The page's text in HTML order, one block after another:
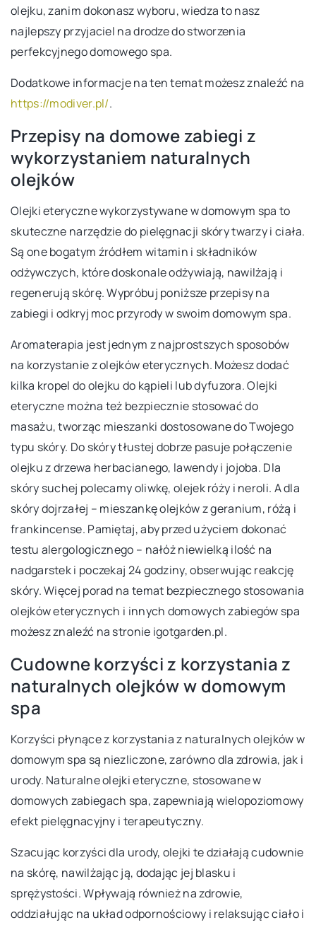
olejku, zanim dokonasz wyboru, wiedza to nasz
najlepszy przyjaciel na drodze do stworzenia
perfekcyjnego domowego spa.
Dodatkowe informacje na ten temat możesz znaleźć na
https://modiver.pl/.
Przepisy na domowe zabiegi z
wykorzystaniem naturalnych
olejków
Olejki eteryczne wykorzystywane w domowym spa to
skuteczne narzędzie do pielęgnacji skóry twarzy i ciała.
Są one bogatym źródłem witamin i składników
odżywczych, które doskonale odżywiają, nawilżają i
regenerują skórę. Wypróbuj poniższe przepisy na
zabiegi i odkryj moc przyrody w swoim domowym spa.
Aromaterapia jest jednym z najprostszych sposobów
na korzystanie z olejków eterycznych. Możesz dodać
kilka kropel do olejku do kąpieli lub dyfuzora. Olejki
eteryczne można też bezpiecznie stosować do
masażu, tworząc mieszanki dostosowane do Twojego
typu skóry. Do skóry tłustej dobrze pasuje połączenie
olejku z drzewa herbacianego, lawendy i jojoba. Dla
skóry suchej polecamy oliwkę, olejek róży i neroli. A dla
skóry dojrzałej – mieszankę olejków z geranium, różą i
frankincense. Pamiętaj, aby przed użyciem dokonać
testu alergologicznego – nałóż niewielką ilość na
nadgarstek i poczekaj 24 godziny, obserwując reakcję
skóry. Więcej porad na temat bezpiecznego stosowania
olejków eterycznych i innych domowych zabiegów spa
możesz znaleźć na stronie igotgarden.pl.
Cudowne korzyści z korzystania z
naturalnych olejków w domowym
spa
Korzyści płynące z korzystania z naturalnych olejków w
domowym spa są niezliczone, zarówno dla zdrowia, jak i
urody. Naturalne olejki eteryczne, stosowane w
domowych zabiegach spa, zapewniają wielopoziomowy
efekt pielęgnacyjny i terapeutyczny.
Szacując korzyści dla urody, olejki te działają cudownie
na skórę, nawilżając ją, dodając jej blasku i
sprężystości. Wpływają również na zdrowie,
oddziałując na układ odpornościowy i relaksując ciało i